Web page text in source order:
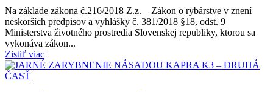
Na základe zákona č.216/2018 Z.z. – Zákon o rybárstve v znení
neskorších predpisov a vyhlášky č. 381/2018 §18, odst. 9
Ministerstva životného prostredia Slovenskej republiky, ktorou sa
vykonáva zákon...
Zistiť viac